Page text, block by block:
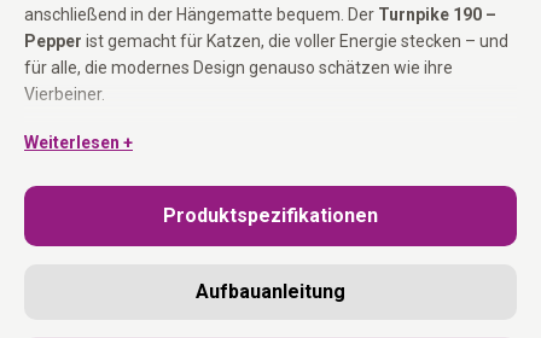
anschließend in der Hängematte bequem. Der Turnpike 190 –
Pepper ist gemacht für Katzen, die voller Energie stecken – und
für alle, die modernes Design genauso schätzen wie ihre
Vierbeiner.
Der edle anthrazitfarbene (Pepper) Plüsch in Kombination mit
Kratzbaum eine stilvolle Ausstrahlung. Mit seiner klaren,
quadratischen Form fügt er sich harmonisch in moderne
Wohnräume ein und bietet gleichzeitig jede Menge Platz zum
Weiterlesen +
Produktspezifikationen
Aufbauanleitung